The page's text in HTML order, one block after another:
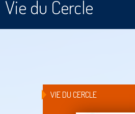
Vie du Cercle
VIE DU CERCLE